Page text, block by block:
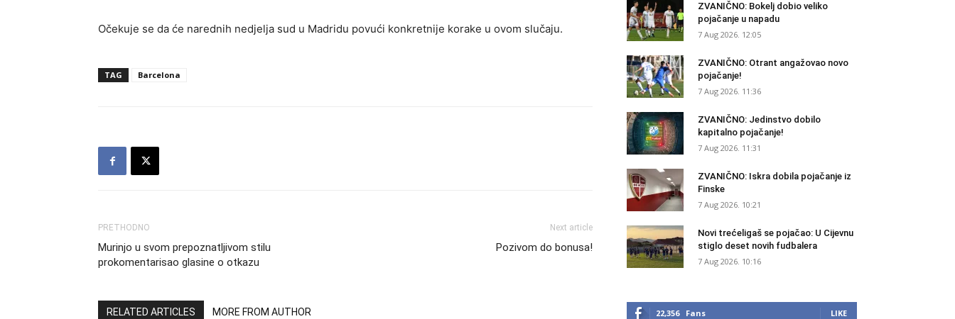
Očekuje se da će narednih nedjelja sud u Madridu povući konkretnije korake u ovom slučaju.
TAG Barcelona
PRETHODNO
Murinjo u svom prepoznatljivom stilu
prokomentarisao glasine o otkazu
Next article
Pozivom do bonusa!
RELATED ARTICLES MORE FROM AUTHOR
ZVANIČNO: Bokelj dobio veliko
pojačanje u napadu
7 Aug 2026. 12:05
ZVANIČNO: Otrant angažovao novo
pojačanje!
7 Aug 2026. 11:36
ZVANIČNO: Jedinstvo dobilo
kapitalno pojačanje!
7 Aug 2026. 11:31
ZVANIČNO: Iskra dobila pojačanje iz
Finske
7 Aug 2026. 10:21
Novi trećeligaš se pojačao: U Cijevnu
stiglo deset novih fudbalera
7 Aug 2026. 10:16
22,356 Fans LIKE